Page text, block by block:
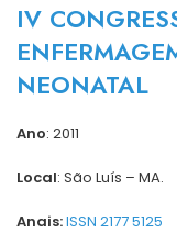
IV
NEONATAL
Ano: 2011
Local: São Luís – MA.
Anais:ISSN 2177 5125